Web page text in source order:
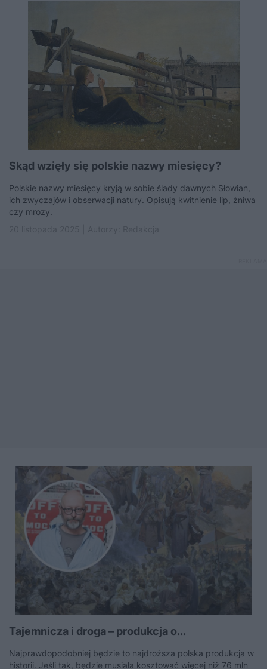
Skąd wzięły się polskie nazwy miesięcy?
Polskie nazwy miesięcy kryją w sobie ślady dawnych Słowian,
ich zwyczajów i obserwacji natury. Opisują kwitnienie lip, żniwa
czy mrozy.
Tajemnicza i droga – produkcja o...
Najprawdopodobniej będzie to najdroższa polska produkcja w
historii. Jeśli tak, będzie musiała kosztować więcej niż 76 mln